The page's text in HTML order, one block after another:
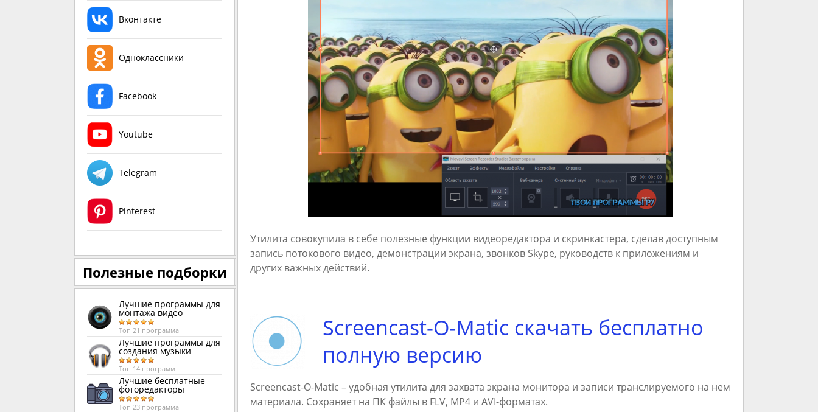
Утилита совокупила в себе полезные функции видеоредактора и скринкастера, сделав доступным
запись потокового видео, демонстрации экрана, звонков Skype, руководств к приложениям и
других важных действий.
Screencast-O-Matic скачать бесплатно
полную версию
Screencast-O-Matic – удобная утилита для захвата экрана монитора и записи транслируемого на нем
материала. Сохраняет на ПК файлы в FLV, MP4 и AVI-форматах.
Вконтакте
Одноклассники
Facebook
Youtube
Telegram
Pinterest
Полезные подборки
Лучшие программы для
монтажа видео
Топ 21 программа
Лучшие программы для
создания музыки
Топ 14 программ
Лучшие бесплатные
фоторедакторы
Топ 23 программа